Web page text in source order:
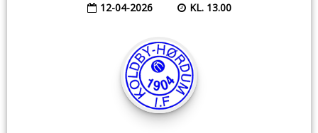
12-04-2026
KL. 13.00